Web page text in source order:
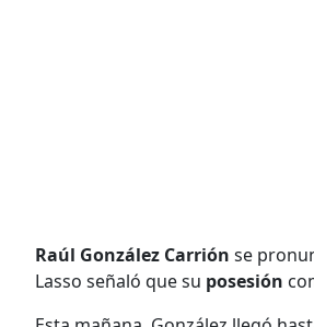
Raúl González Carrión se
Lasso señaló que su posesión